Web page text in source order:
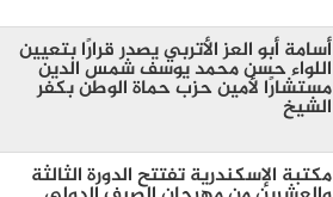
أسامة أبو العز الأتربي يصدر قرارًا بتعيين
اللواء حسن محمد يوسف شمس الدين
مستشارًا لأمين حزب حماة الوطن بكفر
الشيخ
مكتبة الإسكندرية تفتتح الدورة الثالثة